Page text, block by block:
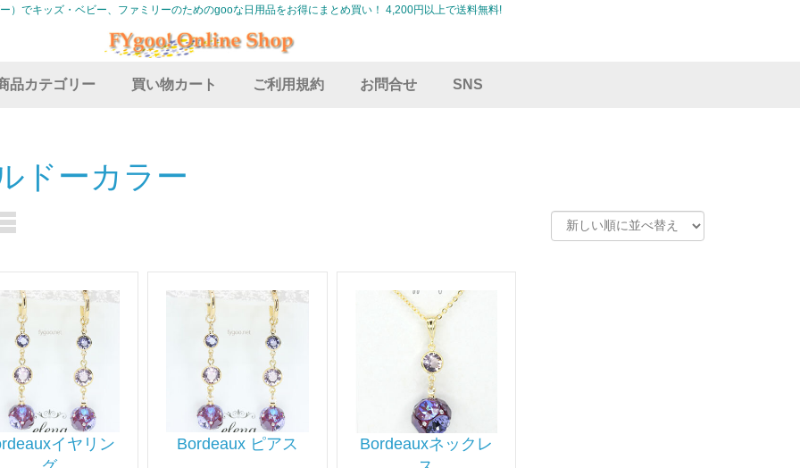
）でキッズ・ベビー、ファミリーのためのgooな日用品をお得にまとめ買い！ 4,200円以上で送料無料!
品カテゴリー 買い物カート ご利用規約 お問合せ SNS
ドーカラー
イヤリン
Bordeaux ピアス
Bordeauxネックレ